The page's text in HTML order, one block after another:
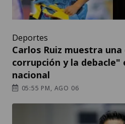
Deportes
Carlos Ruiz muestra
corrupción y la
nacional
05:55 PM, AGO 06